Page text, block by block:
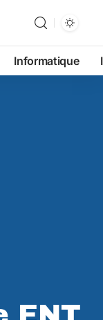
Informatique